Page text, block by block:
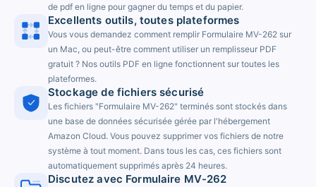
de pdf en ligne pour gagner du temps et du papier.
Excellents outils, toutes plateformes
Vous vous demandez comment remplir Formulaire MV-262 sur
un Mac, ou peut-être comment utiliser un remplisseur PDF
gratuit ? Nos outils PDF en ligne fonctionnent sur toutes les
plateformes.
Stockage de fichiers sécurisé
Les fichiers "Formulaire MV-262" terminés sont stockés dans
une base de données sécurisée gérée par l'hébergement
Amazon Cloud. Vous pouvez supprimer vos fichiers de notre
système à tout moment. Dans tous les cas, ces fichiers sont
automatiquement supprimés après 24 heures.
Discutez avec Formulaire MV-262